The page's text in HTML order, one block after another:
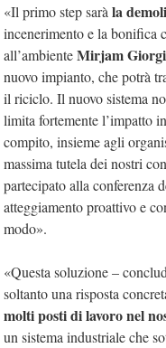
«Il primo step saràla
incenerimento e la bonifica
all’ambienteMirjam
nuovo impianto, che potrà
il riciclo. Il nuovo sistema
limita fortemente l’impatto
compito, insieme agli
massima tutela dei nostri
partecipato alla conferenza
atteggiamento proattivo e
modo».
«Questa soluzione –
soltanto una risposta
molti posti di lavoro nel
un sistema industriale che